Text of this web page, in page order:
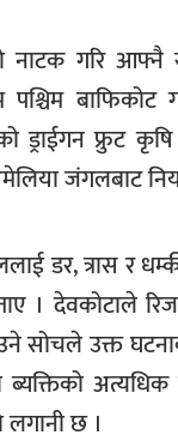
नाटक गरि आफ्नै
बाफिकोट
ड्राईगन
जंगलबाट
डर, त्रास र
। देवकोटाले
उक्त
अत्यधिक
छ ।